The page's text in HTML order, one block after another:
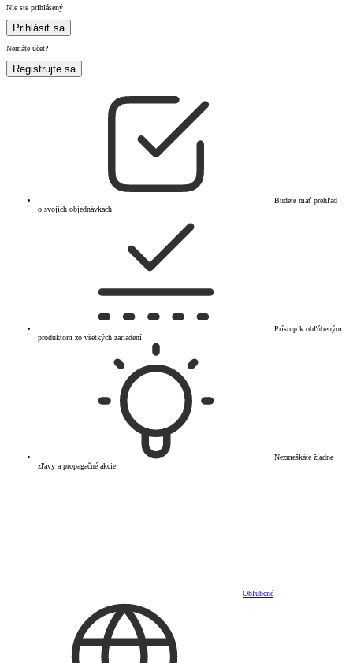
Nie ste prihlásený
Prihlásiť sa
Nemáte účet?
Registrujte sa
Budete mať prehľad
o svojich objednávkach
Prístup k obľúbeným
produktom zo všetkých zariadení
Nezmeškáte žiadne
zľavy a propagačné akcie
Obľúbené